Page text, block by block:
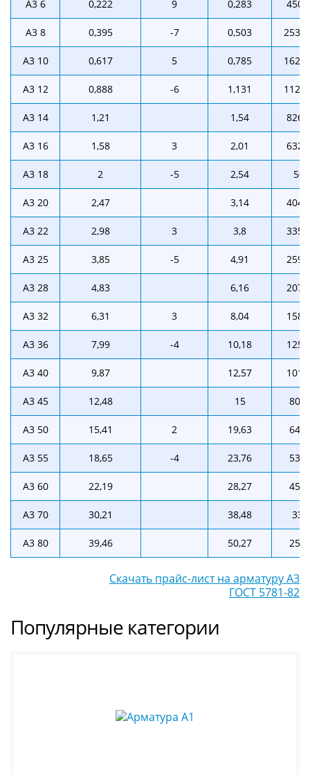
А3 6 0,222 9 0,283
А3 8 0,395 -7 0,503
А3 10 0,617 5 0,785
А3 12 0,888 -6 1,131
А3 14 1,21 1,54
А3 16 1,58 3 2,01
А3 18 2 -5 2,54 500
А3 20 2,47 3,14
А3 22 2,98 3 3,8
А3 25 3,85 -5 4,91
А3 28 4,83 6,16
А3 32 6,31 3 8,04
А3 36 7,99 -4 10,18
А3 40 9,87 12,57
А3 45 12,48 15
А3 50 15,41 2 19,63
А3 55 18,65 -4 23,76
А3 60 22,19 28,27
А3 70 30,21 38,48 33,1
А3 80 39,46 50,27
Скачать прайс-лист на арматуру А3
ГОСТ 5781-82
Популярные категории